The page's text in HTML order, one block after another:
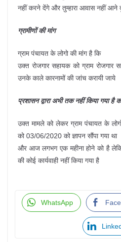
नहीं करने देंगे और तुम्हारा आवास नहीं आने
ग्रामीणों की मांग
ग्राम पंचायत के लोगो की मांग है कि
उक्त रोजगार सहायक को ग्राम
उनके काले कारनामों की जांच करायी जाये
प्रशासन द्वारा अभी तक नहीं किया गया है
उक्त मामले को लेकर ग्राम पंचायत के
को 03/06/2020 को ज्ञापन सौंपा गया था
और आज लगभग एक महीना होने को है
की कोई कार्यवाही नहीं किया गया है
WhatsApp